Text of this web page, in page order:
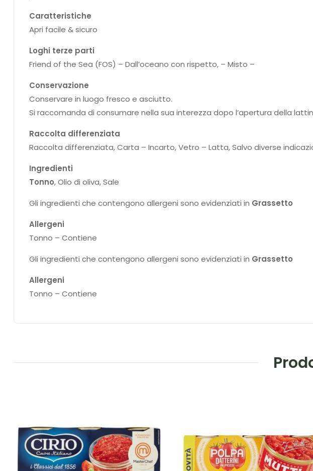
Caratteristiche
Apri facile & sicuro
Loghi terze parti
Friend of the Sea (FOS) – Dall’oceano con rispetto, – Misto –
Conservazione
Conservare in luogo fresco e asciutto.
Si raccomanda di consumare nella sua interezza dopo l’apertura della
Raccolta differenziata
Raccolta differenziata, Carta – Incarto, Vetro – Latta, Salvo diverse
Ingredienti
Tonno, Olio di oliva, Sale
Gli ingredienti che contengono allergeni sono evidenziati in Grassetto
Allergeni
Tonno – Contiene
Gli ingredienti che contengono allergeni sono evidenziati in Grassetto
Allergeni
Tonno – Contiene